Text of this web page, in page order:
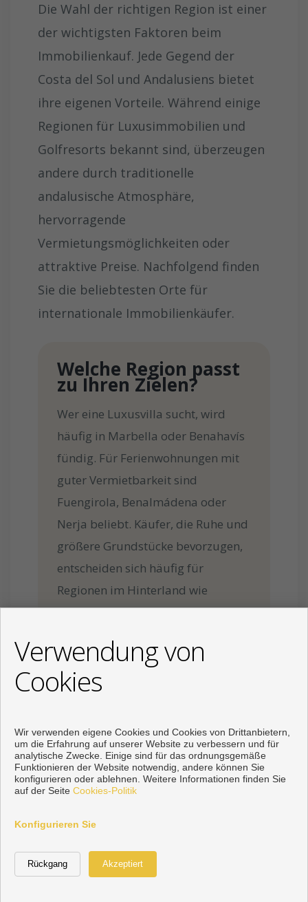
Die Wahl der richtigen Region ist einer
der wichtigsten Faktoren beim
Immobilienkauf. Jede Gegend der
Costa del Sol und Andalusiens bietet
ihre eigenen Vorteile. Während einige
Regionen für Luxusimmobilien und
Golfresorts bekannt sind, überzeugen
andere durch traditionelle
andalusische Atmosphäre,
hervorragende
Vermietungsmöglichkeiten oder
attraktive Preise. Nachfolgend finden
Sie die beliebtesten Orte für
internationale Immobilienkäufer.
Welche Region passt
zu Ihren Zielen?
Wer eine Luxusvilla sucht, wird
häufig in Marbella oder Benahavís
fündig. Für Ferienwohnungen mit
guter Vermietbarkeit sind
Fuengirola, Benalmádena oder
Nerja beliebt. Käufer, die Ruhe und
größere Grundstücke bevorzugen,
entscheiden sich häufig für
Regionen im Hinterland wie
Antequera, Iznájar oder Granada.
Marbella – Die
der Costa del Sol
Marbella gehört zu den
bekanntesten
Die Stadt zieht Käufer aus
Deutschland, Großbritannien,
Skandinavien, den USA und dem
Verwendung von
Cookies
Wir verwenden eigene Cookies und Cookies von Drittanbietern,
um die Erfahrung auf unserer Website zu verbessern und für
analytische Zwecke. Einige sind für das ordnungsgemäße
Funktionieren der Website notwendig, andere können Sie
konfigurieren oder ablehnen. Weitere Informationen finden Sie
auf der Seite Cookies-Politik
Konfigurieren Sie